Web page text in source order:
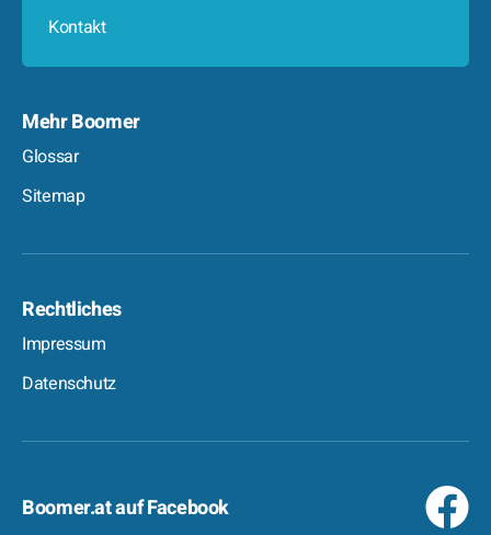
Kontakt
Mehr Boomer
Glossar
Sitemap
Rechtliches
Impressum
Datenschutz
Boomer.at auf Facebook